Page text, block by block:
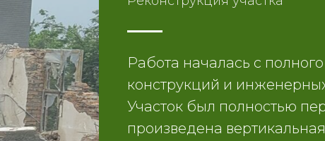
Работа началась с
конструкций и
Участок был полностью
произведена